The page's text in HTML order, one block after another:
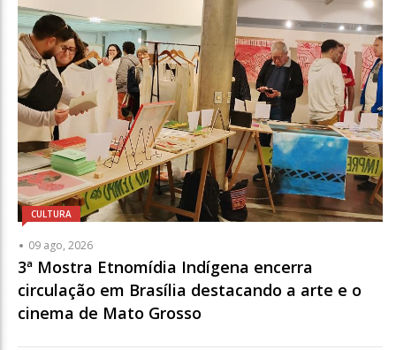
CULTURA
09 ago, 2026
3ª Mostra Etnomídia Indígena encerra
circulação em Brasília destacando a arte e o
cinema de Mato Grosso